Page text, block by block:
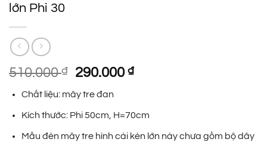
lớn Phi 30
510.000₫
Giá
là:
510.000 ₫.
290.000₫Giá
là:
290.000 ₫.
Chất liệu: mây tre đan
Kích thước: Phi 50cm, H=70cm
Mẫu đèn mây tre hình cái kèn lớn này chưa gồm bộ dây